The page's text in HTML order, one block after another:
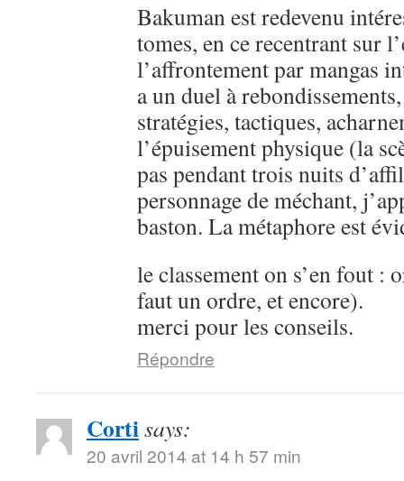
Bakuman est redevenu
tomes, en ce recentrant sur
l’affrontement par mangas
a un duel à
stratégies, tactiques,
l’épuisement physique (la
pas pendant trois nuits
personnage de méchant,
baston. La métaphore est
le classement on s’en fout :
faut un ordre, et encore).
merci pour les conseils.
Répondre
Cortisays:
20 avril 2014 at 14 h 57 min